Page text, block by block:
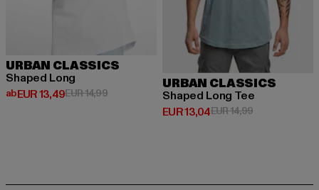
URBAN CLASSICS
Shaped Long
abEUR 13,49
Derzeitiger Preis: ab EUR 13,49
EUR 14,99Aktionspreis: EUR 14,99
URBAN CLASSICS
Shaped Long Tee
EUR 13,04
Derzeitiger Preis: EUR 13,04
EUR 14,99Aktionspreis: